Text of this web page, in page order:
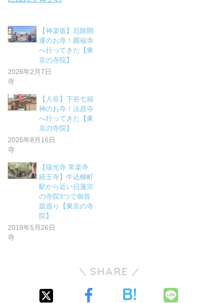
【神楽坂】厄除開
運のお寺！圓福寺
へ行ってきた【東
京の寺院】
2026年2月7日
寺
【入谷】下谷七福
神のお寺！法昌寺
へ行ってきた【東
京の寺院】
2025年8月16日
寺
【瑞光寺 常楽寺
経王寺】牛込柳町
駅から近い日蓮宗
の寺院3つで御首
題巡り【東京の寺
院】
2018年5月26日
寺
SHARE